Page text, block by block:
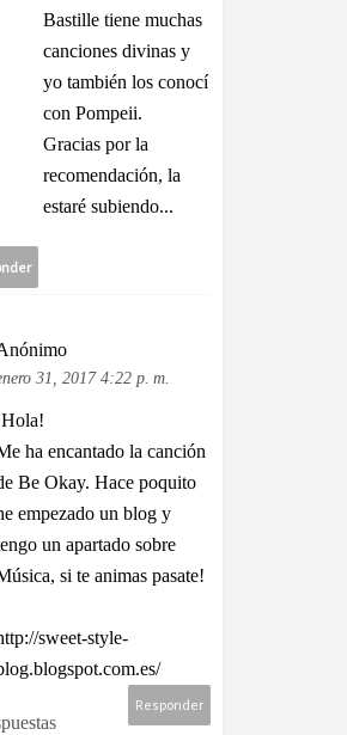
Bastille tiene muchas
canciones divinas y
yo también los conocí
con Pompeii.
Gracias por la
recomendación, la
estaré subiendo...
31, 2017 4:22 p. m.
ha encantado la canción
Be Okay. Hace poquito
empezado un blog y
un apartado sobre
si te animas pasate!
sweet-style-
Responder